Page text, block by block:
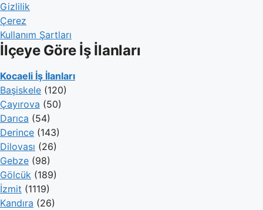
Gizlilik
Çerez
Kullanım Şartları
İlçeye Göre İş İlanları
Kocaeli İş İlanları
Başiskele (120)
Çayırova (50)
Darıca (54)
Derince (143)
Dilovası (26)
Gebze (98)
Gölcük (189)
İzmit (1119)
Kandıra (26)